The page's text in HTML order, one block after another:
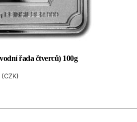
řada čtverců) 100g
(CZK)